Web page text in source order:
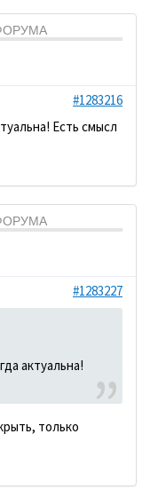
#1283216
Есть смысл
#1283227
актуальна!
только